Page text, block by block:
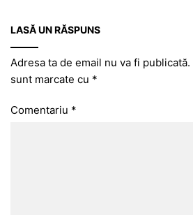
LASĂ UN RĂSPUNS
Adresa ta de email nu va fi publicată.
sunt marcate cu *
Comentariu *